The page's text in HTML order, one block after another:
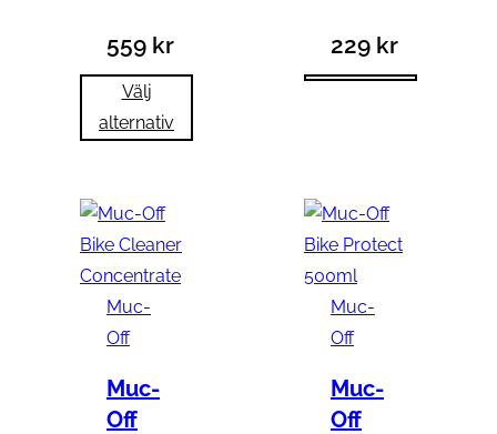
559 kr
Välj
alternativ
229 kr
Muc-
Off
Muc-
Off
Muc-
Off
Muc-
Off